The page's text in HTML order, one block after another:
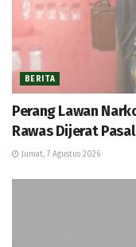
BERITA
Perang Lawan
Rawas Dijerat
Jumat, 7 Agustus 2026